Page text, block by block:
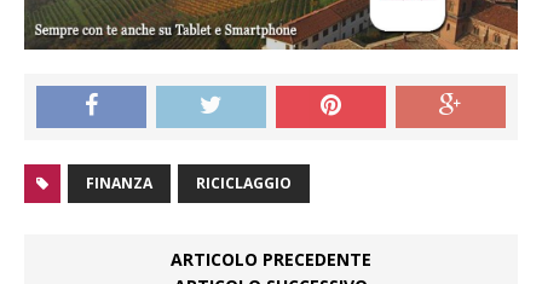
FINANZA RICICLAGGIO
ARTICOLO PRECEDENTE